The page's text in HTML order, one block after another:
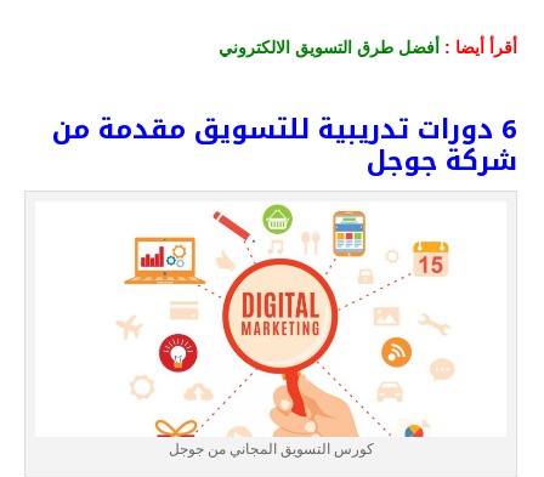
أقرأ أيضا : أفضل طرق التسويق الالكتروني
6 دورات تدريبية للتسويق مقدمة من
شركة جوجل
كورس التسويق المجاني من جوجل